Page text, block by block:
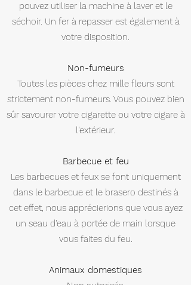
pouvez utiliser la machine à laver et le
séchoir. Un fer à repasser est également à
votre disposition.
Non-fumeurs
Toutes les pièces chez mille fleurs sont
strictement non-fumeurs. Vous pouvez bien
sûr savourer votre cigarette ou votre cigare à
l'extérieur.
Barbecue et feu
Les barbecues et feux se font uniquement
dans le barbecue et le brasero destinés à
cet effet, nous apprécierions que vous ayez
un seau d'eau à portée de main lorsque
vous faites du feu.
Animaux domestiques